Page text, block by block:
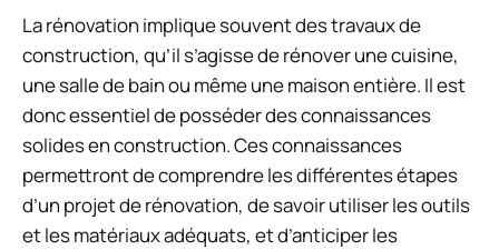
La rénovation implique souvent des travaux de
construction, qu’il s’agisse de rénover une cuisine,
une salle de bain ou même une maison entière. Il est
donc essentiel de posséder des connaissances
solides en construction. Ces connaissances
permettront de comprendre les différentes étapes
d’un projet de rénovation, de savoir utiliser les outils
et les matériaux adéquats, et d’anticiper les